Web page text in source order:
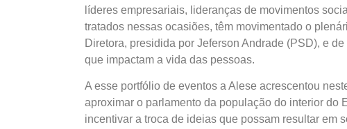
líderes empresariais, lideranças de movimentos
tratados nessas ocasiões, têm movimentado o
Diretora, presidida por Jeferson Andrade (PSD), e
que impactam a vida das pessoas.
A esse portfólio de eventos a Alese acrescentou
aproximar o parlamento da população do interior do
incentivar a troca de ideias que possam resultar em